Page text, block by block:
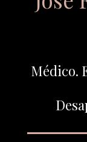
Médico.